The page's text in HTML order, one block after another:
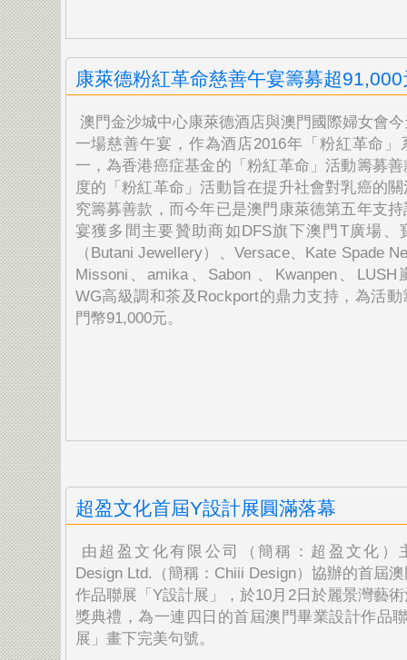
康萊德粉紅革命慈善午宴籌募超91,000
澳門金沙城中心康萊德酒店與澳門國際婦女會
一場慈善午宴，作為酒店2016年「粉紅革命」
一， 為香港癌症基金的「粉紅革命」活動籌募
度的「粉紅革命」活動旨在提升社會對乳癌的
究籌募善款， 而今年已是澳門康萊德第五年支
宴獲多間主要贊助商如DFS旗下澳門T廣場、
（Butani Jewellery）、Versace、Kate Spade
Missoni、amika、Sabon 、Kwanpen、LUSH
WG高級調和茶及Rockport的鼎力支持， 為活動
門幣91,000元。
超盈文化首屆Y設計展圓滿落幕
由超盈文化有限公司（簡稱：超盈文化）
Design Ltd.（簡稱：Chiii Design）協辦的首屆
作品聯展「Y設計展」，於10月2日於麗景灣藝
獎典禮，為一連四日的首屆澳門畢業設計作品
展」畫下完美句號。